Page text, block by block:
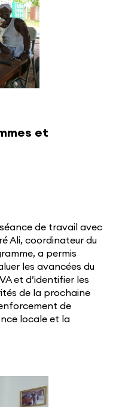
et
de travail avec
Ali, coordinateur du
a permis
les avancées du
et d’identifier les
de la prochaine
de
locale et la